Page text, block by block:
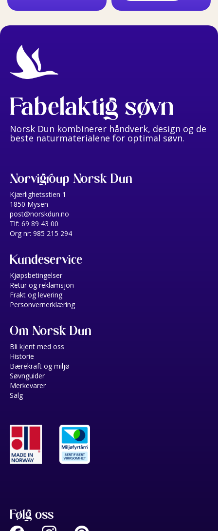
Fabelaktig søvn
Norsk Dun kombinerer håndverk, design og de
beste naturmaterialene for optimal søvn.
Norvigroup Norsk Dun
Kjærlighetsstien 1
1850 Mysen
post@norskdun.no
Tlf: 69 89 43 00
Org nr: 985 215 294
Kundeservice
Kjøpsbetingelser
Retur og reklamsjon
Frakt og levering
Personvernerklæring
Om Norsk Dun
Bli kjent med oss
Historie
Bærekraft og miljø
Søvnguider
Merkevarer
Salg
Følg oss